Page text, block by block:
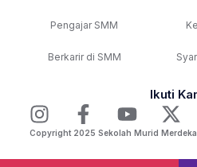
Pengajar SMM
Berkarir di SMM
Ikuti
Copyright 2025 Sekolah Murid